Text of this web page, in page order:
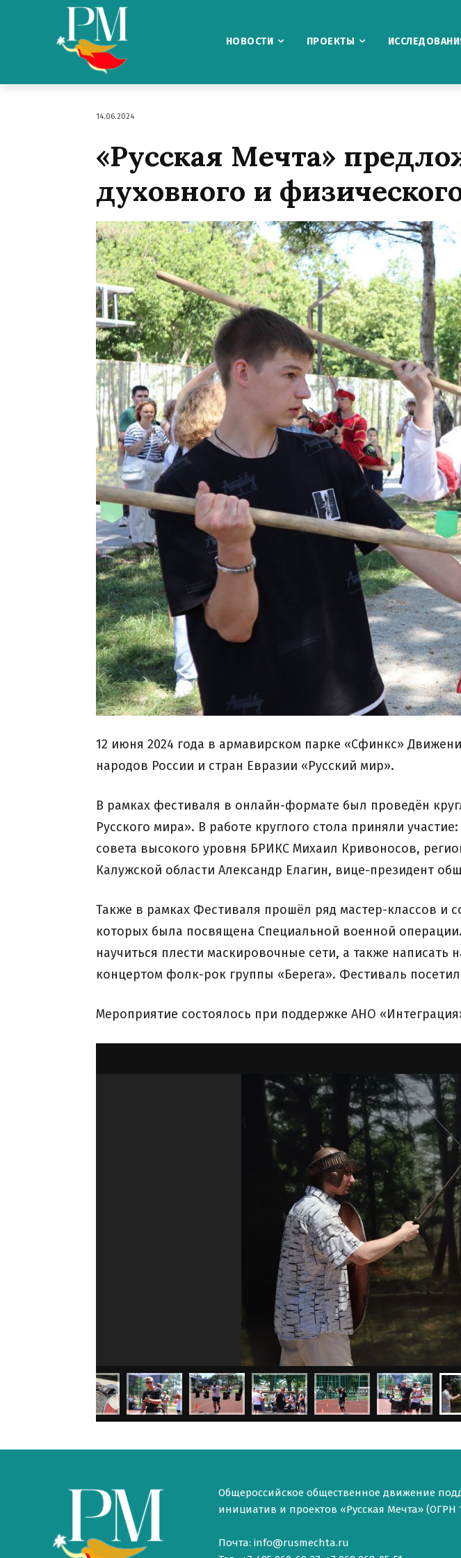
НОВОСТИ ПРОЕКТЫ
14.06.2024
«Русская Мечта»
духовного и
12 июня 2024 года в армавирском парке «Сфинкс»
народов России и стран Евразии «Русский мир».
В рамках фестиваля в онлайн-формате был проведён
Русского мира». В работе круглого стола приняли
совета высокого уровня БРИКС Михаил Кривоносов,
Калужской области Александр Елагин, вице-президент
Также в рамках Фестиваля прошёл ряд мастер-классов и
которых была посвящена Специальной военной
научиться плести маскировочные сети, а также
концертом фолк-рок группы «Берега». Фестиваль
Мероприятие состоялось при поддержке АНО
Общероссийское общественное движение
инициатив и проектов «Русская Мечта» (ОГРН
Почта: info@rusmechta.ru